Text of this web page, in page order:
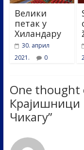
Велики
петак у
Хиландару
30. април
2021.
0
One thought
Крајишници
Чикагу”